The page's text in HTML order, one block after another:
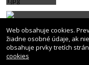
Web obsahuje cookies.
žiadne osobné údaje, ak
obsahuje prvky tretích
cookies